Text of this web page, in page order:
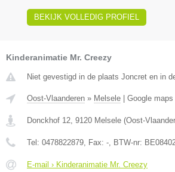
BEKIJK VOLLEDIG PROFIEL
Kinderanimatie Mr. Creezy
Niet gevestigd in de plaats Joncret en in
Oost-Vlaanderen » Melsele Google maps
Donckhof 12, 9120 Melsele (Oost-
Tel: 0478822879, Fax: -, BTW-nr:
E-mail › Kinderanimatie Mr. Creezy